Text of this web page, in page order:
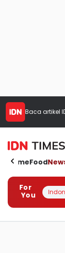
Baca artikel
HomeFood
For
You